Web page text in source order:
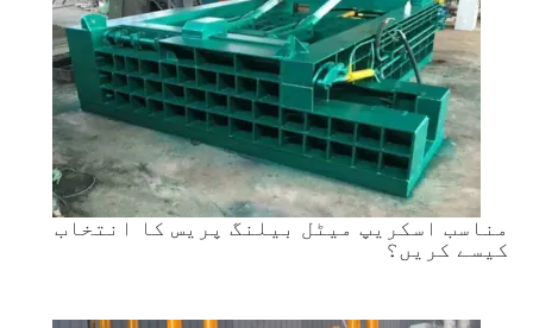
مناسب اسکریپ میٹل بیلنگ پریس کا انتخاب
کیسے کریں؟